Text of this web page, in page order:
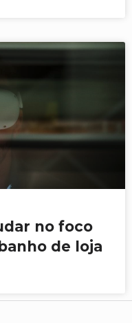
no foco
de loja